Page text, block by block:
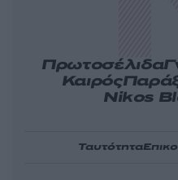
Πρωτοσέλιδα
Καιρός
Nikos
Ταυτότητα